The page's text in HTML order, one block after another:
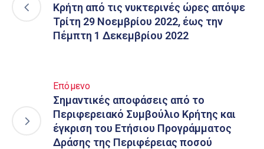
Κρήτη από τις νυκτερινές ώρες απόψε
Τρίτη 29 Νοεμβρίου 2022, έως την
Πέμπτη 1 Δεκεμβρίου 2022
Επόμενο
Σημαντικές αποφάσεις από το
Περιφερειακό Συμβούλιο Κρήτης και
έγκριση του Ετήσιου Προγράμματος
Δράσης της Περιφέρειας ποσού